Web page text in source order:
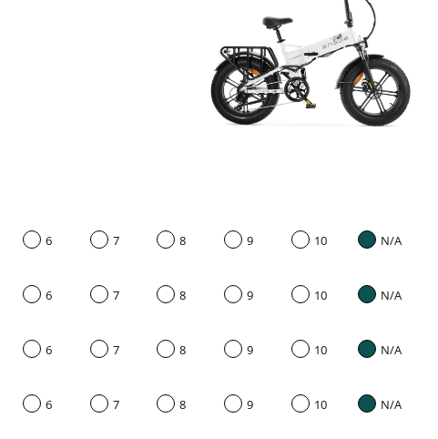
6 7 8 9 10 N/A
6 7 8 9 10 N/A
6 7 8 9 10 N/A
6 7 8 9 10 N/A